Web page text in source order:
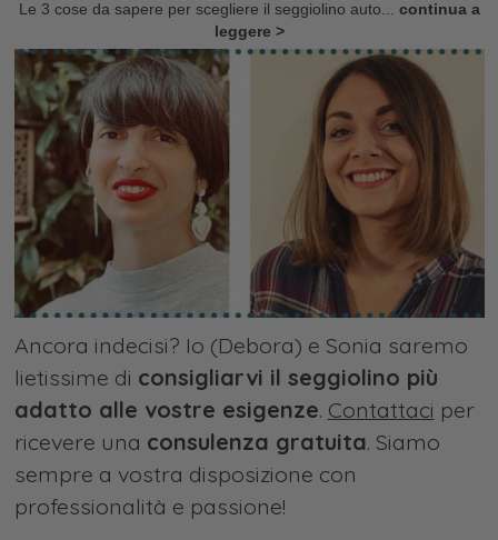
Le 3 cose da sapere per scegliere il seggiolino auto... continua a
leggere >
Ancora indecisi? Io (Debora) e Sonia saremo
lietissime di consigliarvi il seggiolino più
adatto alle vostre esigenze. Contattaci per
ricevere una consulenza gratuita. Siamo
sempre a vostra disposizione con
professionalità e passione!